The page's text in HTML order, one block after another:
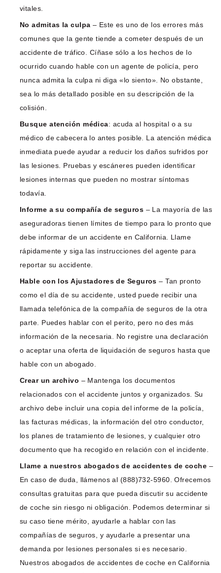
vitales.
No admitas la culpa – Este es uno de los errores más
comunes que la gente tiende a cometer después de un
accidente de tráfico. Cíñase sólo a los hechos de lo
ocurrido cuando hable con un agente de policía, pero
nunca admita la culpa ni diga «lo siento». No obstante,
sea lo más detallado posible en su descripción de la
colisión.
Busque atención médica: acuda al hospital o a su
médico de cabecera lo antes posible. La atención médica
inmediata puede ayudar a reducir los daños sufridos por
las lesiones. Pruebas y escáneres pueden identificar
lesiones internas que pueden no mostrar síntomas
todavía.
Informe a su compañía de seguros – La mayoría de las
aseguradoras tienen límites de tiempo para lo pronto que
debe informar de un accidente en California. Llame
rápidamente y siga las instrucciones del agente para
reportar su accidente.
Hable con los Ajustadores de Seguros – Tan pronto
como el día de su accidente, usted puede recibir una
llamada telefónica de la compañía de seguros de la otra
parte. Puedes hablar con el perito, pero no des más
información de la necesaria. No registre una declaración
o aceptar una oferta de liquidación de seguros hasta que
hable con un abogado.
Crear un archivo – Mantenga los documentos
relacionados con el accidente juntos y organizados. Su
archivo debe incluir una copia del informe de la policía,
las facturas médicas, la información del otro conductor,
los planes de tratamiento de lesiones, y cualquier otro
documento que ha recogido en relación con el incidente.
Llame a nuestros abogados de accidentes de coche –
En caso de duda, llámenos al (888)732-5960. Ofrecemos
consultas gratuitas para que pueda discutir su accidente
de coche sin riesgo ni obligación. Podemos determinar si
su caso tiene mérito, ayudarle a hablar con las
compañías de seguros, y ayudarle a presentar una
demanda por lesiones personales si es necesario.
Nuestros abogados de accidentes de coche en California